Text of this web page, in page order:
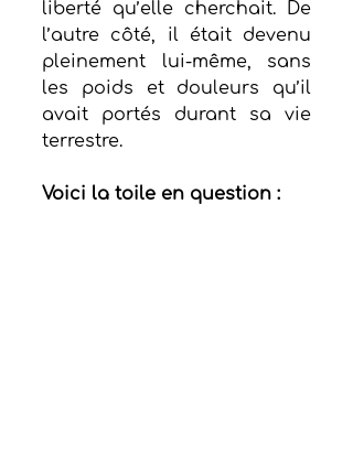
liberté qu’elle cherchait. De
l’autre côté, il était devenu
pleinement lui-même, sans
les poids et douleurs qu’il
avait portés durant sa vie
terrestre.
Voici la toile en question :